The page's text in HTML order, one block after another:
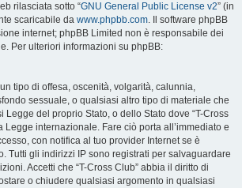
rilasciata sotto “GNU General Public License v2” (in
scaricabile da www.phpbb.com. Il software phpBB
internet; phpBB Limited non è responsabile dei
Per ulteriori informazioni su phpBB:
tipo di offesa, oscenità, volgarità, calunnia,
sessuale, o qualsiasi altro tipo di materiale che
del proprio Stato, o dello Stato dove “T-Cross
Legge internazionale. Fare ciò porta all’immediato e
con notifica al tuo provider Internet se è
Tutti gli indirizzi IP sono registrati per salvaguardare
Accetti che “T-Cross Club” abbia il diritto di
o chiudere qualsiasi argomento in qualsiasi